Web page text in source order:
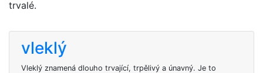
trvalé.
vleklý
Vleklý znamená dlouho trvající, trpělivý a únavný. Je to